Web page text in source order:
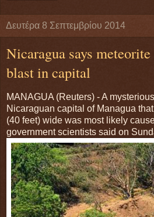
Δευτέρα 8 Σεπτεμβρίου 2014
Nicaragua says
blast in capital
MANAGUA (Reuters) - A
Nicaraguan capital of Managua
(40 feet) wide was most likely
government scientists said on